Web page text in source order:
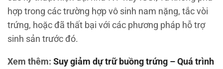
hợp trong các trường hợp vô sinh nam nặng, tắc vòi
trứng, hoặc đã thất bại với các phương pháp hỗ trợ
sinh sản trước đó.
Xem thêm: Suy giảm dự trữ buồng trứng – Quá trình